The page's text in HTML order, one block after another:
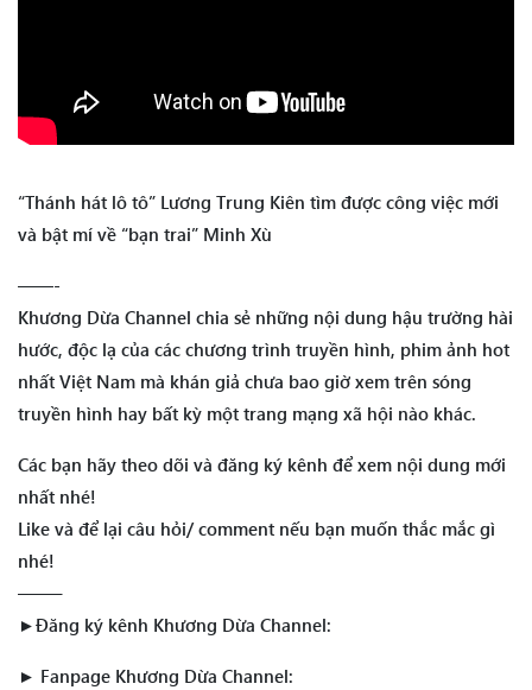
“Thánh hát lô tô” Lương Trung Kiên tìm được công việc mới
và bật mí về “bạn trai” Minh Xù
——-
Khương Dừa Channel chia sẻ những nội dung hậu trường hài
hước, độc lạ của các chương trình truyền hình, phim ảnh hot
nhất Việt Nam mà khán giả chưa bao giờ xem trên sóng
truyền hình hay bất kỳ một trang mạng xã hội nào khác.
Các bạn hãy theo dõi và đăng ký kênh để xem nội dung mới
nhất nhé!
Like và để lại câu hỏi/ comment nếu bạn muốn thắc mắc gì
nhé!
——–
►Đăng ký kênh Khương Dừa Channel:
► Fanpage Khương Dừa Channel: